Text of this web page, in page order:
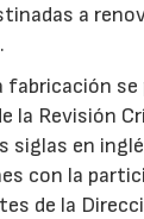
a
fabricación
la Revisión
siglas en
con la
de la